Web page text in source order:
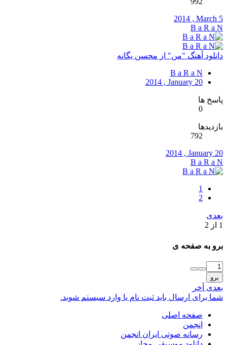
2014 , March 5
B a R a N
دانلود آهنگ "من" از محسن یگانه
B a R a N
2014 , January 20
پاسخ ها
0
بازدیدها
792
2014 , January 20
B a R a N
1
2
بعدی
1 از 2
برو به صفحه ی
برو
بعدی آخر
شما برای ارسال باید ثبت نام یا وارد سیستم شوید.
صفحه اصلی
انجمن
رسانه صوتی ایران انجمن